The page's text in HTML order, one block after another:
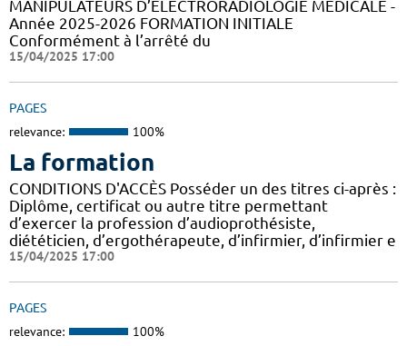
MANIPULATEURS D’ÉLECTRORADIOLOGIE MÉDICALE -
Année 2025-2026 FORMATION INITIALE
Conformément à l’arrêté du
15/04/2025 17:00
PAGES
relevance: 100%
La formation
CONDITIONS D'ACCÈS Posséder un des titres ci-après :
Diplôme, certificat ou autre titre permettant
d’exercer la profession d’audioprothésiste,
diététicien, d’ergothérapeute, d’infirmier, d’infirmier e
15/04/2025 17:00
PAGES
relevance: 100%